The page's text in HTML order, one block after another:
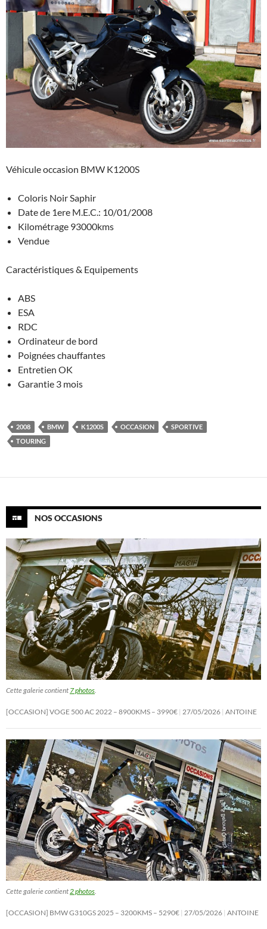
Véhicule occasion BMW K1200S
Coloris Noir Saphir
Date de 1ere M.E.C.: 10/01/2008
Kilométrage 93000kms
Vendue
Caractéristiques & Equipements
ABS
ESA
RDC
Ordinateur de bord
Poignées chauffantes
Entretien OK
Garantie 3 mois
2008 BMW K1200S OCCASION
SPORTIVE
TOURING
NOS OCCASIONS
Cette galerie contient 7 photos
[OCCASION] VOGE 500 AC 2022 – 8900KMS – 3990€ 27/05/2026 ANTOINE
Cette galerie contient 2 photos
[OCCASION] BMW G310GS 2025 – 3200KMS – 5290€ 27/05/2026 ANTOINE